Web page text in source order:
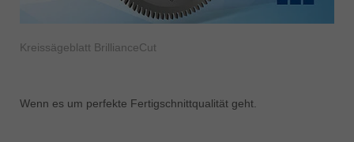
Kreissägeblatt BrillianceCut
Wenn es um perfekte Fertigschnittqualität geht.